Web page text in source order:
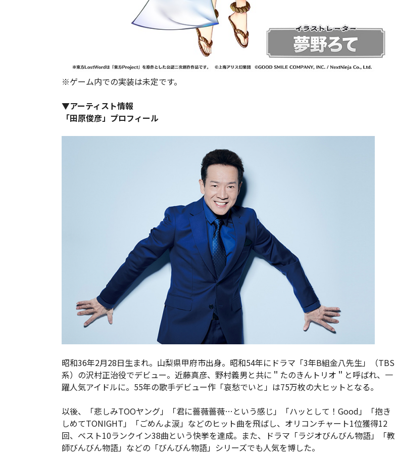
※ゲーム内での実装は未定です。
▼アーティスト情報
「田原俊彦」プロフィール
昭和36年2月28日生まれ。山梨県甲府市出身。昭和54年にドラマ「3年B組金八先生」（TBS
系）の沢村正治役でデビュー。近藤真彦、野村義男と共に＂たのきんトリオ＂と呼ばれ、一
躍人気アイドルに。55年の歌手デビュー作「哀愁でいと」は75万枚の大ヒットとなる。
以後、「悲しみTOOヤング」「君に薔薇薔薇…という感じ」「ハッとして！Good」「抱き
しめてTONIGHT」「ごめんよ涙」などのヒット曲を飛ばし、オリコンチャート1位獲得12
回、ベスト10ランクイン38曲という快挙を達成。また、ドラマ「ラジオびんびん物語」「教
師びんびん物語」などの「びんびん物語」シリーズでも人気を博した。